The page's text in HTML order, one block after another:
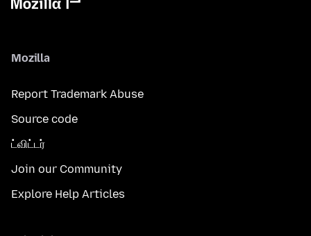
Mozilla
Report Trademark Abuse
Source code
ட்விட்டர்
Join our Community
Explore Help Articles